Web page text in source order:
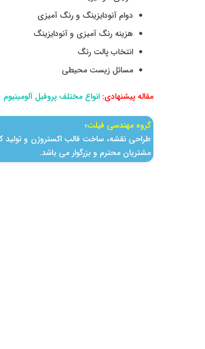
دوام آنودایزینگ و رنگ‌ آمیزی
هزینه رنگ‌ آمیزی و آنودایزینگ
انتخاب پالت رنگ
مسائل زیست‌ محیطی
مقاله پیشنهادی: انواع مختلف پروفیل آلومینیوم
گروه مهندسی فیلت؛
طراحی نقشه، ساخت قالب اكستروژن و تولید
مشتریان محترم و بزرگوار می باشد.